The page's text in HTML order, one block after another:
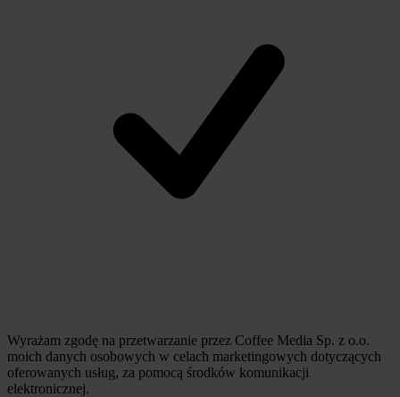
Wyrażam zgodę na przetwarzanie przez Coffee Media Sp. z o.o.
moich danych osobowych w celach marketingowych dotyczących
oferowanych usług, za pomocą środków komunikacji
elektronicznej.